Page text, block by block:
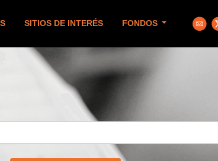
SITIOS DE INTERÉS FONDOS